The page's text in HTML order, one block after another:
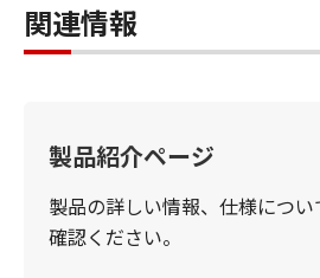
関連情報
製品紹介ページ
製品の詳しい情報、仕様につ
確認ください。